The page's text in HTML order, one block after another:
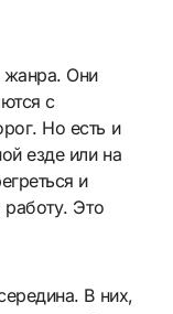
жанра. Они
с
Но есть и
езде или на
и
работу. Это
В них,